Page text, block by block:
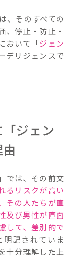
、そのすべての
、停止・防止・
おいて「ジェン
デリジェンスで
ジェン
では、その前文
るリスクが高い
その人たちが直
及び男性が直面
して、差別的で
明記されていま
十分理解した上